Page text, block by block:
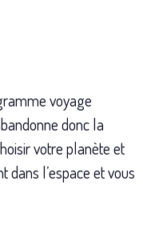
voyage
donc la
votre planète et
dans l’espace et vous